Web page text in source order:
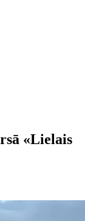
«Lielais